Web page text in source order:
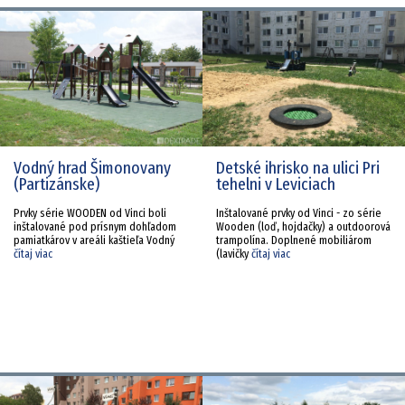
Vodný hrad Šimonovany
(Partizánske)
Prvky série WOODEN od Vinci boli
inštalované pod prísnym dohľadom
pamiatkárov v areáli kaštieľa Vodný
čítaj viac
Detské ihrisko na ulici Pri
tehelni v Leviciach
Inštalované prvky od Vinci - zo série
Wooden (loď, hojdačky) a outdoorová
trampolína. Doplnené mobiliárom
(lavičky čítaj viac